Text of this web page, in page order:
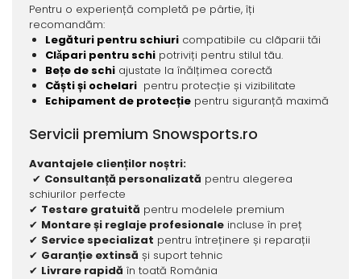
Pentru o experiență completă pe pârtie, îți
recomandăm:
Legături pentru schiuricompatibile cu clãparii tăi
Clǎpari pentru schipotriviți pentru stilul tãu.
Bețe de schiajustate la înălțimea corectă
Căști și ochelari pentru protecție și vizibilitate
Echipament de protecțiepentru siguranță maximă
Servicii premium Snowsports.ro
Avantajele clienților noștri:
✔ Consultanță personalizată pentru alegerea
schiurilor perfecte
✔ Testare gratuită pentru modelele premium
✔ Montare și reglaje profesionaleincluse în preț
✔ Service specializat pentru întreținere și reparații
✔ Garanție extinsă și suport tehnic
✔ Livrare rapidă în toată România